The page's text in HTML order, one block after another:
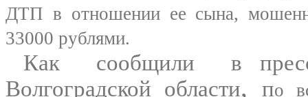
ДТП в отношении ее сына,
33000 рублями.
Как сообщили
в
Волгоградской области, по